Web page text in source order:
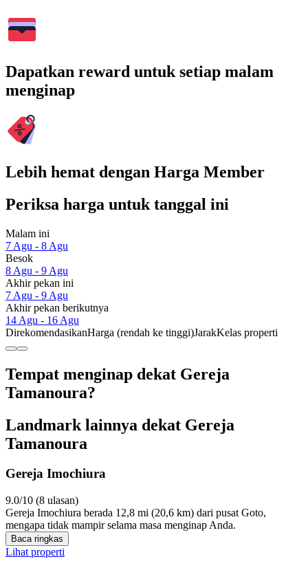
Dapatkan reward untuk setiap malam
menginap
Lebih hemat dengan Harga Member
Periksa harga untuk tanggal ini
Malam ini
7 Agu - 8 Agu
Besok
8 Agu - 9 Agu
Akhir pekan ini
7 Agu - 9 Agu
Akhir pekan berikutnya
14 Agu - 16 Agu
DirekomendasikanHarga (rendah ke tinggi)JarakKelas properti
Tempat menginap dekat Gereja
Tamanoura?
Landmark lainnya dekat Gereja
Tamanoura
Gereja Imochiura
9.0/10 (8 ulasan)
Gereja Imochiura berada 12,8 mi (20,6 km) dari pusat Goto,
mengapa tidak mampir selama masa menginap Anda.
Baca ringkas
Lihat properti